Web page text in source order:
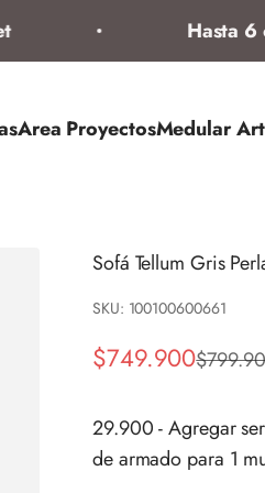
Hasta 6
Area ProyectosMedular Art
Sofá Tellum Gris
SKU: 100100600661
Precio de oferta
$749.900Precio
29.900 - Agregar
de armado para 1